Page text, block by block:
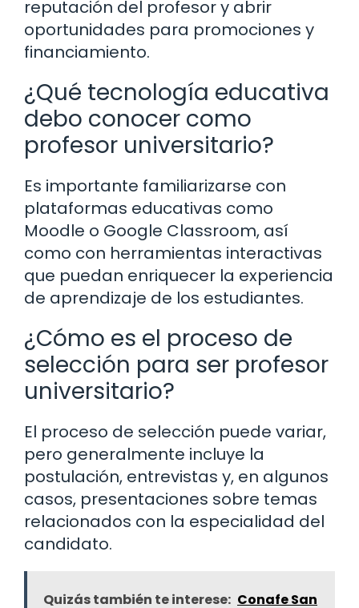
reputación del profesor y abrir
oportunidades para promociones y
financiamiento.
¿Qué tecnología educativa
debo conocer como
profesor universitario?
Es importante familiarizarse con
plataformas educativas como
Moodle o Google Classroom, así
como con herramientas interactivas
que puedan enriquecer la experiencia
de aprendizaje de los estudiantes.
¿Cómo es el proceso de
selección para ser profesor
universitario?
El proceso de selección puede variar,
pero generalmente incluye la
postulación, entrevistas y, en algunos
casos, presentaciones sobre temas
relacionados con la especialidad del
candidato.
Quizás también te interese: Conafe San